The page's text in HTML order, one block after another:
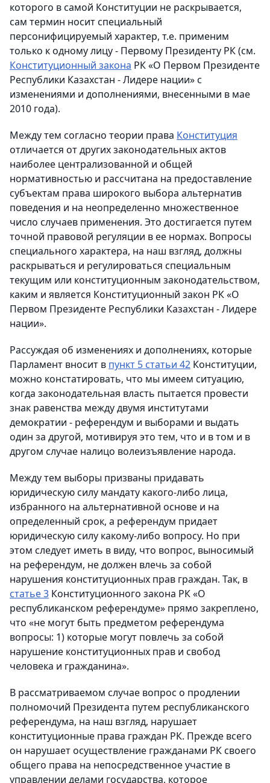
которого в самой Конституции не раскрывается,
сам термин носит специальный
персонифицируемый характер, т.е. применим
только к одному лицу - Первому Президенту РК (см.
Конституционный закона РК «О Первом Президенте
Республики Казахстан - Лидере нации» с
изменениями и дополнениями, внесенными в мае
2010 года).
Между тем согласно теории права Конституция
отличается от других законодательных актов
наиболее централизованной и общей
нормативностью и рассчитана на предоставление
субъектам права широкого выбора альтернатив
поведения и на неопределенно множественное
число случаев применения. Это достигается путем
точной правовой регуляции в ее нормах. Вопросы
специального характера, на наш взгляд, должны
раскрываться и регулироваться специальным
текущим или конституционным законодательством,
каким и является Конституционный закон РК «О
Первом Президенте Республики Казахстан - Лидере
нации».
Рассуждая об изменениях и дополнениях, которые
Парламент вносит в пункт 5 статьи 42 Конституции,
можно констатировать, что мы имеем ситуацию,
когда законодательная власть пытается провести
знак равенства между двумя институтами
демократии - референдум и выборами и выдать
один за другой, мотивируя это тем, что и в том и в
другом случае налицо волеизъявление народа.
Между тем выборы призваны придавать
юридическую силу мандату какого-либо лица,
избранного на альтернативной основе и на
определенный срок, а референдум придает
юридическую силу какому-либо вопросу. Но при
этом следует иметь в виду, что вопрос, выносимый
на референдум, не должен влечь за собой
нарушения конституционных прав граждан. Так, в
статье 3 Конституционного закона РК «О
республиканском референдуме» прямо закреплено,
что «не могут быть предметом референдума
вопросы: 1) которые могут повлечь за собой
нарушение конституционных прав и свобод
человека и гражданина».
В рассматриваемом случае вопрос о продлении
полномочий Президента путем республиканского
референдума, на наш взгляд, нарушает
конституционные права граждан РК. Прежде всего
он нарушает осуществление гражданами РК своего
общего права на непосредственное участие в
управлении делами государства, которое